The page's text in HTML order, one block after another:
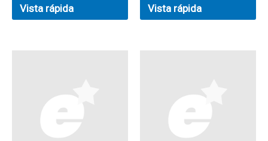
Vista rápida Vista rápida